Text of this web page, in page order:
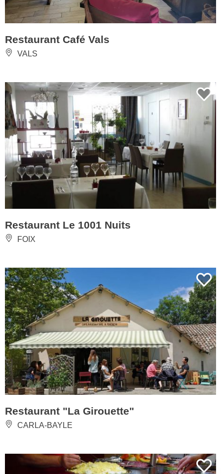
Restaurant Café Vals
VALS
Restaurant Le 1001 Nuits
FOIX
Restaurant "La Girouette"
CARLA-BAYLE